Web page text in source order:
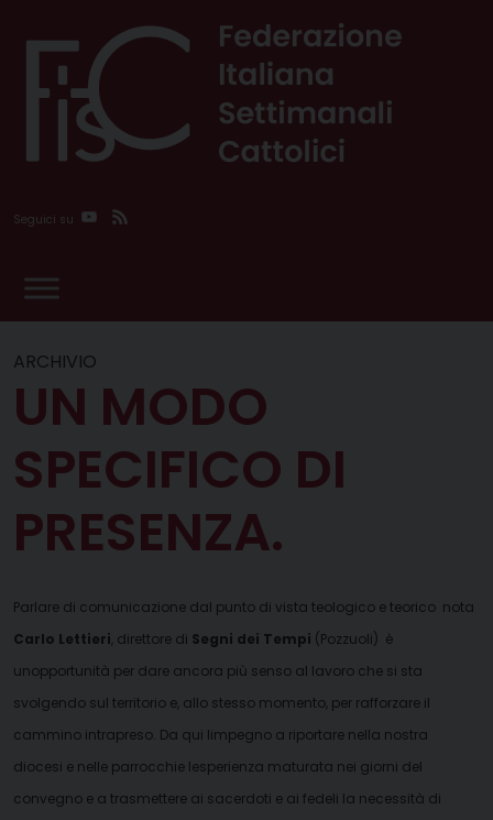
content
Seguici su YouTube
ARCHIVIO
UN MODO
SPECIFICO DI
PRESENZA.
Parlare di comunicazione dal punto di vista teologico e teorico  nota
Carlo Lettieri , direttore di Segni dei Tempi (Pozzuoli)  è
unopportunità per dare ancora più senso al lavoro che si sta
svolgendo sul territorio e, allo stesso momento, per rafforzare il
cammino intrapreso. Da qui limpegno a riportare nella nostra
diocesi e nelle parrocchie lesperienza maturata nei giorni del
convegno e a trasmettere ai sacerdoti e ai fedeli la necessità di